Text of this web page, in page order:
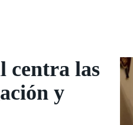
centra las
y